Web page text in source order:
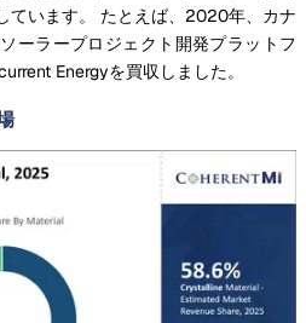
ています。 たとえば、2020年、カナ
ーラープロジェクト開発プラットフ
Energyを買収しました。